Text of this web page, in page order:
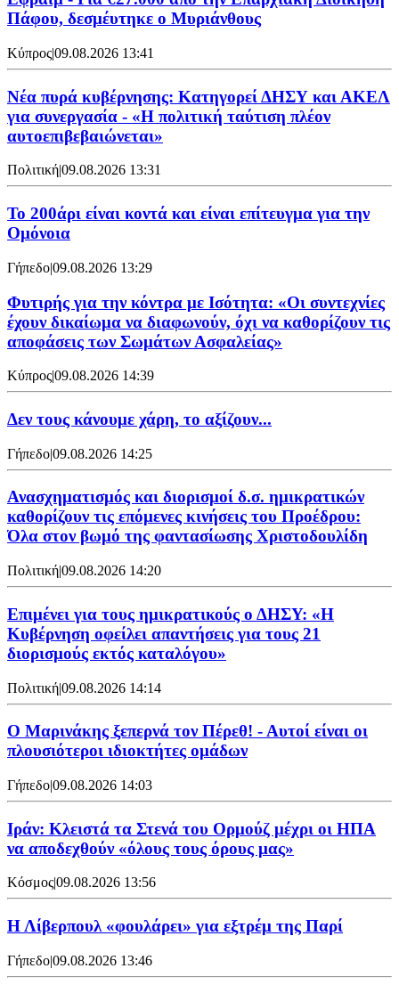
Πάφου, δεσμέυτηκε ο Μυριάνθους
Κύπρος|09.08.2026 13:41
Νέα πυρά κυβέρνησης: Κατηγορεί ΔΗΣΥ και ΑΚΕΛ
για συνεργασία - «Η πολιτική ταύτιση πλέον
αυτοεπιβεβαιώνεται»
Πολιτική|09.08.2026 13:31
Το 200άρι είναι κοντά και είναι επίτευγμα για την
Ομόνοια
Γήπεδο|09.08.2026 13:29
Φυτιρής για την κόντρα με Ισότητα: «Οι συντεχνίες
έχουν δικαίωμα να διαφωνούν, όχι να καθορίζουν τις
αποφάσεις των Σωμάτων Ασφαλείας»
Κύπρος|09.08.2026 14:39
Δεν τους κάνουμε χάρη, το αξίζουν...
Γήπεδο|09.08.2026 14:25
Ανασχηματισμός και διορισμοί δ.σ. ημικρατικών
καθορίζουν τις επόμενες κινήσεις του Προέδρου:
Όλα στον βωμό της φαντασίωσης Χριστοδουλίδη
Πολιτική|09.08.2026 14:20
Επιμένει για τους ημικρατικούς ο ΔΗΣΥ: «Η
Κυβέρνηση οφείλει απαντήσεις για τους 21
διορισμούς εκτός καταλόγου»
Πολιτική|09.08.2026 14:14
Ο Μαρινάκης ξεπερνά τον Πέρεθ! - Αυτοί είναι οι
πλουσιότεροι ιδιοκτήτες ομάδων
Γήπεδο|09.08.2026 14:03
Ιράν: Κλειστά τα Στενά του Ορμούζ μέχρι οι ΗΠΑ
να αποδεχθούν «όλους τους όρους μας»
Κόσμος|09.08.2026 13:56
Η Λίβερπουλ «φουλάρει» για εξτρέμ της Παρί
Γήπεδο|09.08.2026 13:46